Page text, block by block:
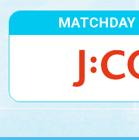
MATCHDAY